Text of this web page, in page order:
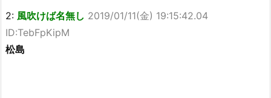
2: 風吹けば名無し 2019/01/11(金) 19:15:42.04
ID:TebFpKipM
松島